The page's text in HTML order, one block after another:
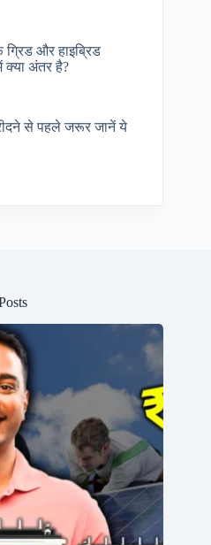
और हाइब्रिड
क्या अंतर है?
से पहले जरूर जानें ये